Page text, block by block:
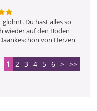
glohnt. Du hast alles so
wieder auf den Boden
von Herzen
1 2 3 4 5 6 > >>